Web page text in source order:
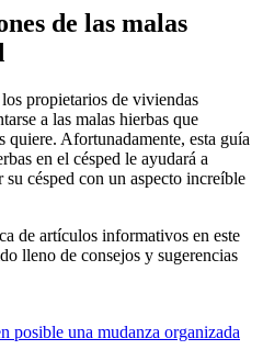
de las malas
propietarios de viviendas
a las malas hierbas que
quiere. Afortunadamente, esta guía
en el césped le ayudará a
césped con un aspecto increíble
de artículos informativos en este
lleno de consejos y sugerencias
posible una mudanza organizada